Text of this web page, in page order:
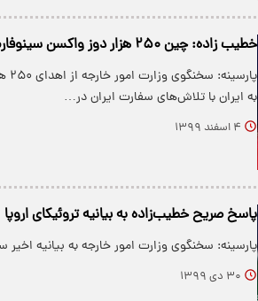
خطیب زاده: چین ۲۵۰ هزار دوز واکسن سینوفارم به ایران اهدا کرد
به ایران با تلاش‌های سفارت ایران در…
۴ اسفند ۱۳۹۹
پاسخ صریح خطیب‌زاده به بیانیه تروئیکای اروپا
پارسینه: سخنگوی وزارت امور خارجه به بیانیه
۳۰ دی ۱۳۹۹